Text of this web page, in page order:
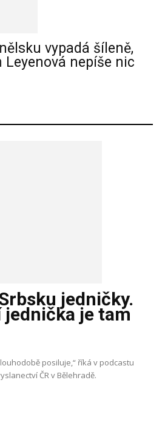
vypadá šíleně,
Leyenová nepíše nic
jedničky.
je tam
posiluje,“ říká v podcastu
ČR v Bělehradě.